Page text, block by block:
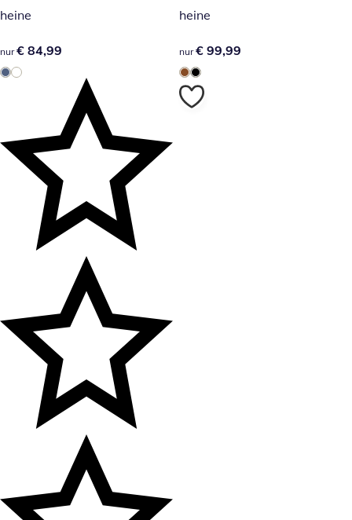
heine
€ 84,99
nur € 84,99
heine
€ 99,99
nur € 99,99